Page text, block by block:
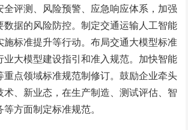
全评测、风险预警、应急响应体系，加强
数据的风险防控。制定交通运输人工智能
施标准提升等行动。布局交通大模型标准
业大模型建设指引和准入规范。加快智能
重点领域标准规范制修订。鼓励企业牵头
术、新业态，在生产制造、测试评估、智
方面制定标准规范。